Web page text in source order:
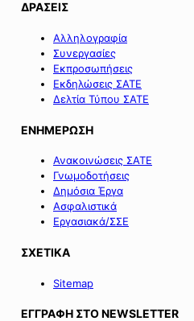
ΔΡΑΣΕΙΣ
Αλληλογραφία
Συνεργασίες
Εκπροσωπήσεις
Εκδηλώσεις ΣΑΤΕ
Δελτία Τύπου ΣΑΤΕ
ΕΝΗΜΕΡΩΣΗ
Ανακοινώσεις ΣΑΤΕ
Γνωμοδοτήσεις
Δημόσια Έργα
Ασφαλιστικά
Εργασιακά/ΣΣΕ
ΣΧΕΤΙΚΑ
Sitemap
ΕΓΓΡΑΦΗ ΣΤΟ NEWSLETTER